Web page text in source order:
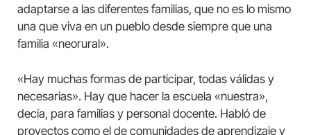
adaptarse a las diferentes familias, que no es lo mismo
una que viva en un pueblo desde siempre que una
familia «neorural».
«Hay muchas formas de participar, todas válidas y
necesarias». Hay que hacer la escuela «nuestra»,
decía, para familias y personal docente. Habló de
proyectos como el de comunidades de aprendizaje y